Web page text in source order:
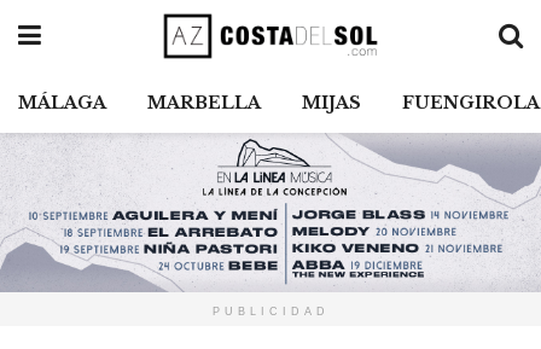
MÁLAGA MARBELLA MIJAS FUENGIROLA
PUBLICIDAD